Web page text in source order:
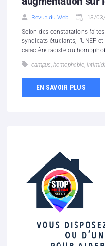
Revue du Web 13/
Selon des constatations
syndicats étudiants, l’UNEF
caractère raciste ou
campus, homophobie,
EN SAVOIR PLUS